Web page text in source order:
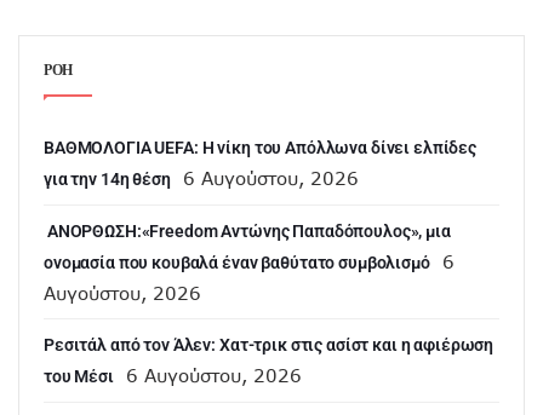
ΡΟΗ
ΒΑΘΜΟΛΟΓΙΑ UEFA: Η νίκη του Απόλλωνα δίνει ελπίδες
για την 14η θέση
6 Αυγούστου, 2026
ANOΡΘΩΣΗ:«Freedom Αντώνης Παπαδόπουλος», μια
ονομασία που κουβαλά έναν βαθύτατο συμβολισμό
6
Αυγούστου, 2026
Ρεσιτάλ από τον Άλεν: Χατ-τρικ στις ασίστ και η αφιέρωση
του Μέσι
6 Αυγούστου, 2026